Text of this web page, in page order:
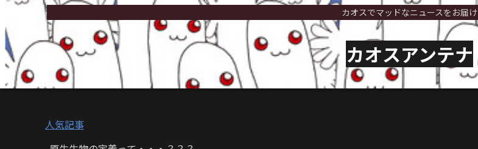
カオスでマッドなニュースをお届け
カオスアンテナ
人気記事